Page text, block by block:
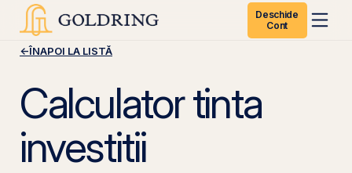
Deschide
Cont
←ÎNAPOI LA LISTĂ
Calculator tinta
investitii